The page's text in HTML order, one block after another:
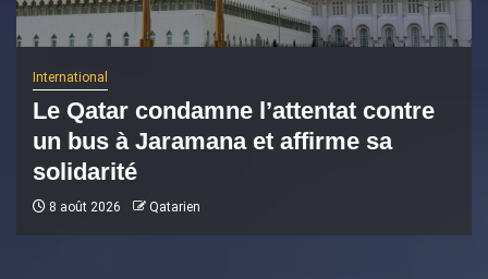
International
Le Qatar condamne l’attentat contre
un bus à Jaramana et affirme sa
solidarité
8 août 2026 Qatarien